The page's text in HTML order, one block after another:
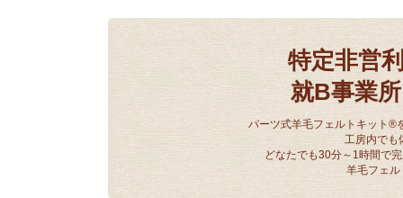
特定非営
就B事業
パーツ式羊毛フェルトキット®
工房内でも
どなたでも30分～1時間で
羊毛フェ